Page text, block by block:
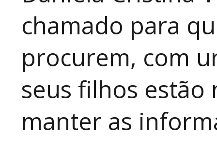
chamado para
procurem, com
seus filhos
manter as